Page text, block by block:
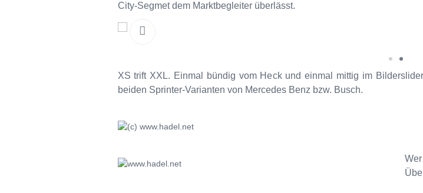
City-Segmet dem Marktbegleiter überlässt.
XS trift XXL. Einmal bündig vom Heck und einmal mittig im
beiden Sprinter-Varianten von Mercedes Benz bzw. Busch.